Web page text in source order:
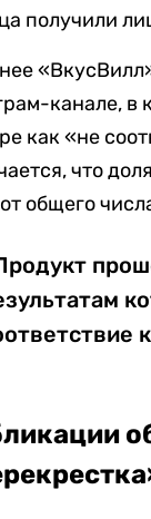
получили
канале, в
как «не
что
общего